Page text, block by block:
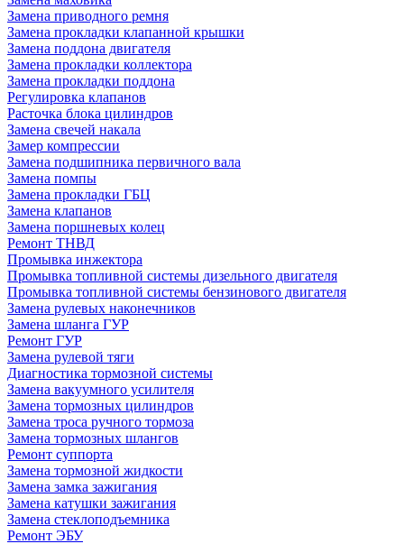
Замена приводного ремня
Замена прокладки клапанной крышки
Замена поддона двигателя
Замена прокладки коллектора
Замена прокладки поддона
Регулировка клапанов
Расточка блока цилиндров
Замена свечей накала
Замер компрессии
Замена подшипника первичного вала
Замена помпы
Замена прокладки ГБЦ
Замена клапанов
Замена поршневых колец
Ремонт ТНВД
Промывка инжектора
Промывка топливной системы дизельного двигателя
Промывка топливной системы бензинового двигателя
Замена рулевых наконечников
Замена шланга ГУР
Ремонт ГУР
Замена рулевой тяги
Диагностика тормозной системы
Замена вакуумного усилителя
Замена тормозных цилиндров
Замена троса ручного тормоза
Замена тормозных шлангов
Ремонт суппорта
Замена тормозной жидкости
Замена замка зажигания
Замена катушки зажигания
Замена стеклоподъемника
Ремонт ЭБУ